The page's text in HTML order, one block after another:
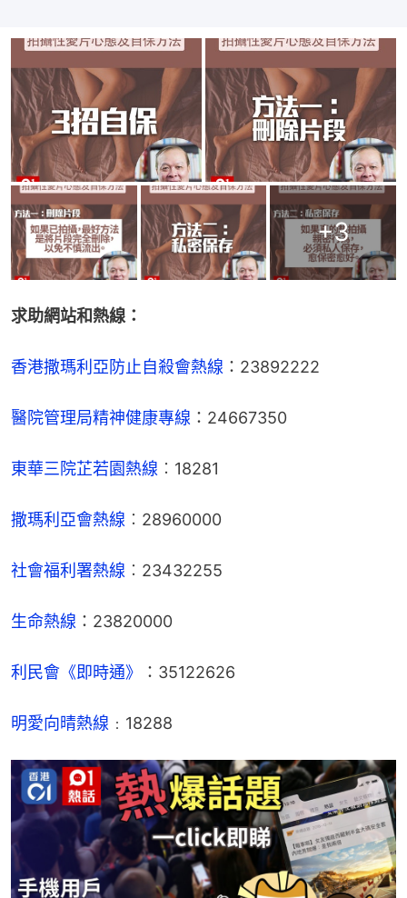
+3
求助網站和熱線：
香港撒瑪利亞防止自殺會熱線 ：23892222
醫院管理局精神健康專線 ：24667350
東華三院芷若園熱線 ︰18281
撒瑪利亞會熱線 ︰28960000
社會福利署熱線 ︰23432255
生命熱線 ：23820000
利民會《即時通》 ：35122626
明愛向晴熱線 ﹕18288